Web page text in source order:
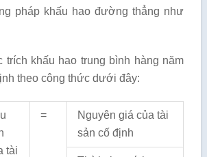
pháp khấu hao đường thẳng như
trích khấu hao trung bình hàng năm
theo công thức dưới đây:
tài
=
Nguyên giá của tài
sản cố định